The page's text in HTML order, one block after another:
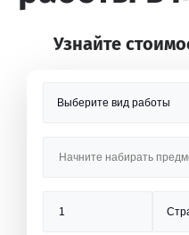
Узнайте